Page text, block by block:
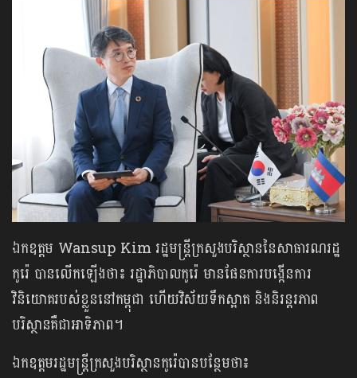
ឯកឧត្តម Wansup Kim រដ្ឋមន្ត្រីក្រសួងបរិស្ថាននៃសាធារណរដ្ឋ
កូរ៉េ បានលើកឡើងថា៖ រដ្ឋាភិបាលកូរ៉េ មានផែនការបង្កើនការ
វិនិយោគរបស់ខ្លួននៅកម្ពុជា ហើយវិស័យទឹកស្អាត និងនិរន្តរភាព
បរិស្ថានគឺជាអាទិភាព។
ឯកឧត្តមរដ្ឋមន្ត្រីក្រសួងបរិស្ថានកូរ៉េបានបន្ថែមថា៖